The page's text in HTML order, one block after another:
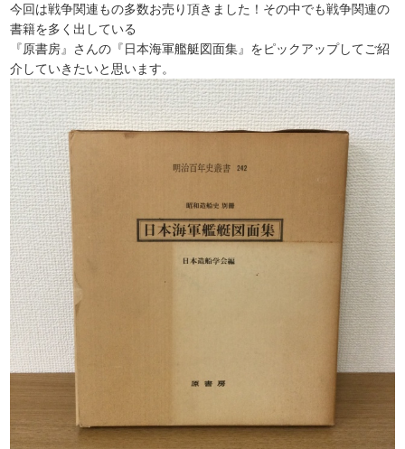
今回は戦争関連もの多数お売り頂きました！その中でも戦争関連の
書籍を多く出している
『原書房』さんの『日本海軍艦艇図面集』をピックアップしてご紹
介していきたいと思います。